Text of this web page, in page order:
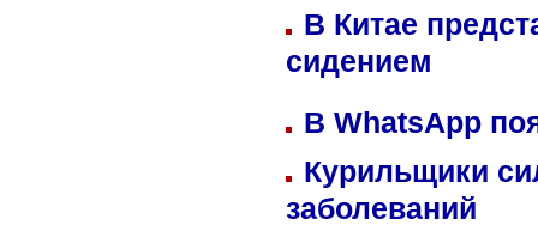
В Китае
сидением
В WhatsApp
Курильщики
заболеваний